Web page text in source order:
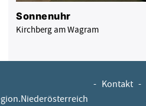
Sonnenuhr
Kirchberg am Wagram
- Kontakt -